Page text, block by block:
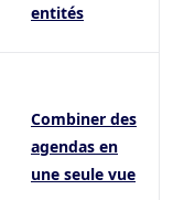
entités
Combiner des
agendas en
une seule vue